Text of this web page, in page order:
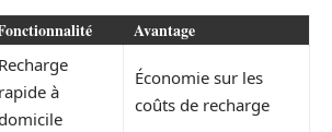
Avantage
Recharge
rapide à
Économie sur les
coûts de recharge